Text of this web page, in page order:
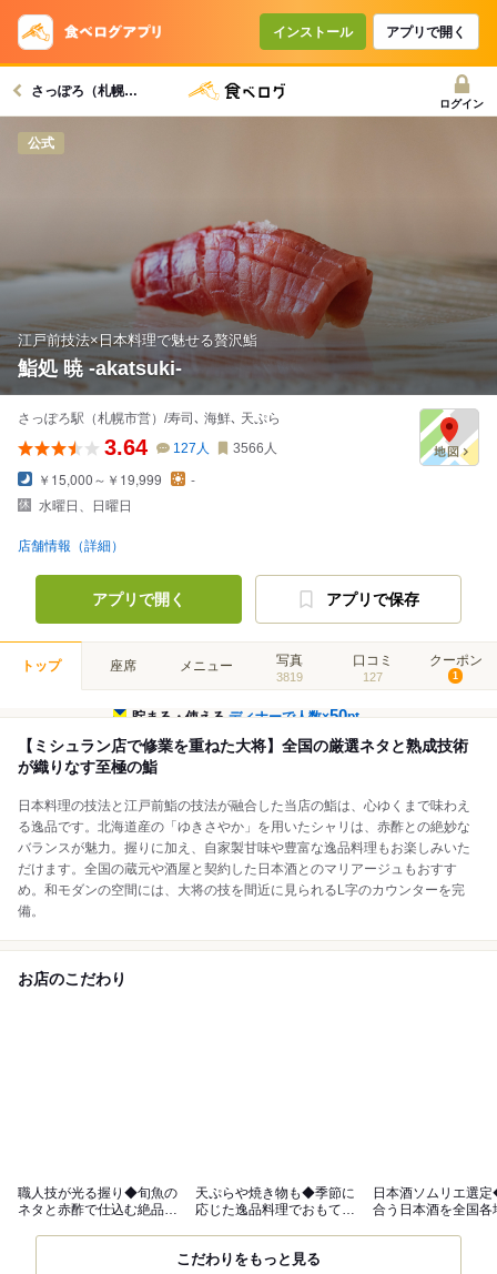
インストール アプリで開く
さっぽろ（札幌市営）駅グルメへ
ログイン
公式
江戸前技法×日本料理で魅せる贅沢鮨
鮨処 暁 -akatsuki-
さっぽろ駅（札幌市営）/寿司､ 海鮮､ 天ぷら
3.64 127 人 3566 人
￥15,000～￥19,999
-
水曜日、日曜日
店舗情報（詳細）
アプリで開く アプリで保存
トップ 座席 メニュー 写真
3819
口コミ
127
クーポン
1
貯まる・使えるディナーで人数×50pt
【ミシュラン店で修業を重ねた大将】全国の厳選ネタと熟成技術
が織りなす至極の鮨
日本料理の技法と江戸前鮨の技法が融合した当店の鮨は、心ゆくまで味わえ
る逸品です。北海道産の「ゆきさやか」を用いたシャリは、赤酢との絶妙な
バランスが魅力。握りに加え、自家製甘味や豊富な逸品料理もお楽しみいた
だけます。全国の蔵元や酒屋と契約した日本酒とのマリアージュもおすす
め。和モダンの空間には、大将の技を間近に見られるL字のカウンターを完
備。
お店のこだわり
職人技が光る握り◆旬魚の
ネタと赤酢で仕込む絶品シ
天ぷらや焼き物も◆季節に
応じた逸品料理でおもてな
日本酒ソムリエ選
合う日本酒を全国各
こだわりをもっと見る
コースで使えるクーポン
戻る
クーポンを利用せず予約する